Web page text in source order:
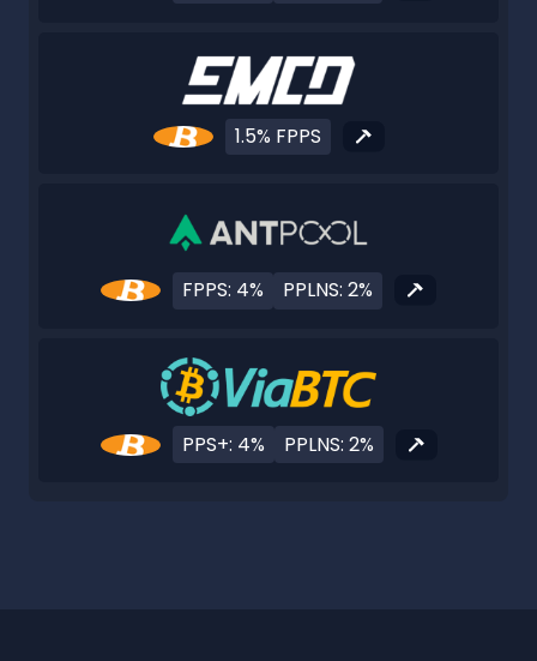
1.5% FPPS
FPPS: 4% PPLNS: 2%
PPS+: 4% PPLNS: 2%